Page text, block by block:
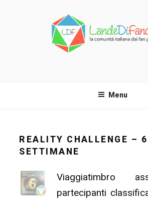
Menu
REALITY CHALLENGE – 6
SETTIMANE
Viaggiatimbro
partecipanti